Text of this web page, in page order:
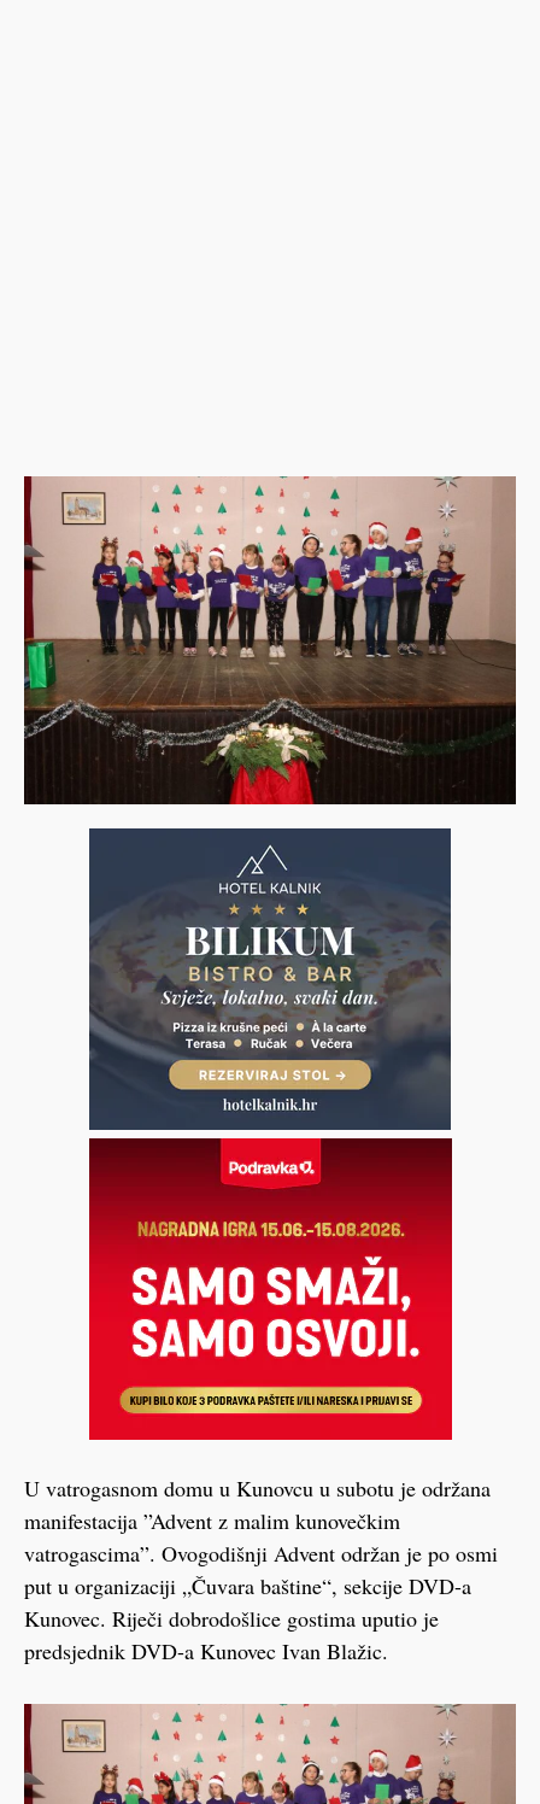
U vatrogasnom domu u Kunovcu u subotu je održana
manifestacija ”Advent z malim kunovečkim
vatrogascima”. Ovogodišnji Advent održan je po osmi
put u organizaciji „Čuvara baštine“, sekcije DVD-a
Kunovec. Riječi dobrodošlice gostima uputio je
predsjednik DVD-a Kunovec Ivan Blažic.